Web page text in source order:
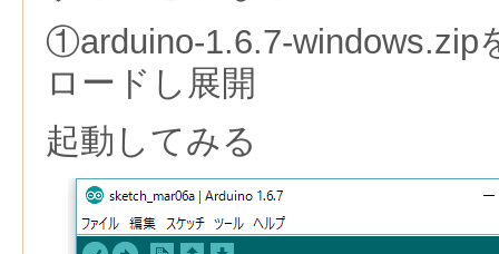
①arduino-1.6.7-windows.zip
ロードし展開
起動してみる